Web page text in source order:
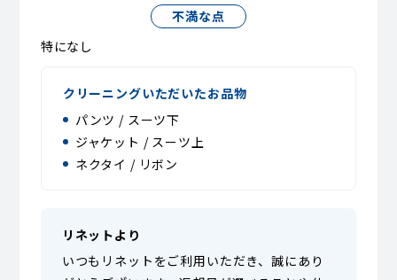
不満な点
特になし
クリーニングいただいたお品物
パンツ / スーツ下
ジャケット / スーツ上
ネクタイ / リボン
リネットより
いつもリネットをご利用いただき、誠にあり